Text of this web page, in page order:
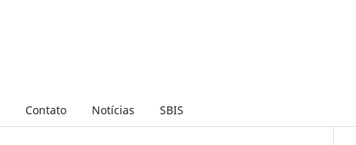
Contato Notícias SBIS